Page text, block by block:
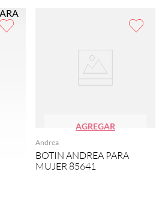
AGREGAR
Andrea
BOTIN ANDREA PARA
MUJER 85641